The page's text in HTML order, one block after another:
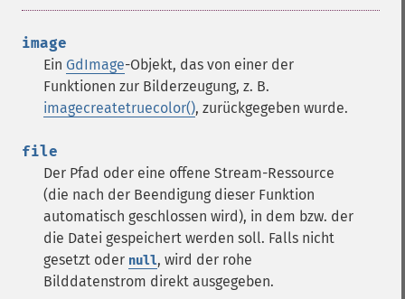
image
Ein GdImage-Objekt, das von einer der
Funktionen zur Bilderzeugung, z. B.
imagecreatetruecolor(), zurückgegeben wurde.
file
Der Pfad oder eine offene Stream-Ressource
(die nach der Beendigung dieser Funktion
automatisch geschlossen wird), in dem bzw. der
die Datei gespeichert werden soll. Falls nicht
gesetzt oder null, wird der rohe
Bilddatenstrom direkt ausgegeben.